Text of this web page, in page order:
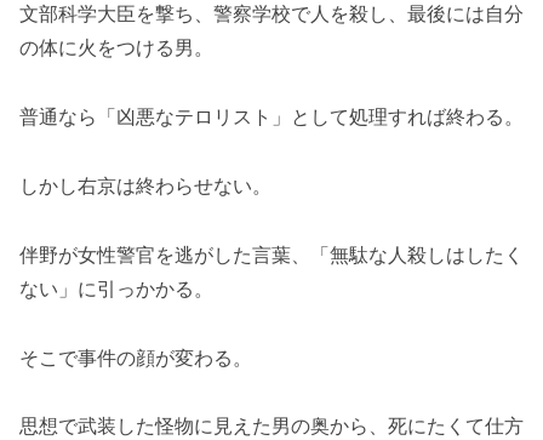
文部科学大臣を撃ち、警察学校で人を殺し、最後には自分
の体に火をつける男。
普通なら「凶悪なテロリスト」として処理すれば終わる。
しかし右京は終わらせない。
伴野が女性警官を逃がした言葉、「無駄な人殺しはしたく
ない」に引っかかる。
そこで事件の顔が変わる。
思想で武装した怪物に見えた男の奥から、死にたくて仕方